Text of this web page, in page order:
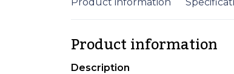
Product information
Description